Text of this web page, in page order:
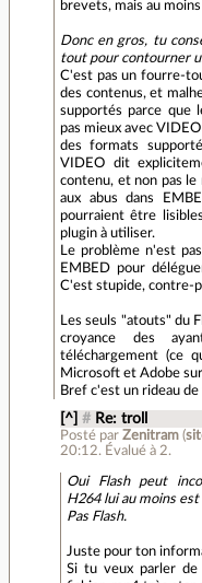
brevets, mais au
Donc en gros, tu
tout pour contourner
C'est pas un fourre-
des contenus, et
supportés parce que
pas mieux avec
des formats
VIDEO dit
contenu, et non pas le
aux abus dans
pourraient être
plugin à utiliser.
Le problème n'est
EMBED pour
C'est stupide, contre-
Les seuls "atouts" du
croyance des
téléchargement (ce
Microsoft et Adobe
Bref c'est un rideau de
[^] # Re: troll
Posté parZenitram (
20:12. Évalué à 2.
Oui Flash peut
H264 lui au moins est
Pas Flash.
Juste pour ton
Si tu veux parler de